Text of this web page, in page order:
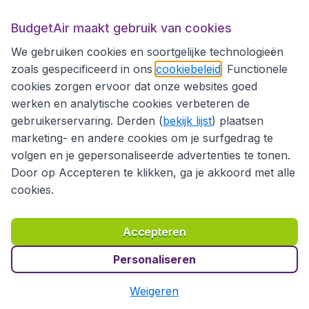
Internationale sites
Privacybeleid
Copyright © 2026
BudgetAir maakt gebruik van cookies
We gebruiken cookies en soortgelijke technologieën
zoals gespecificeerd in ons cookiebeleid . Functionele
cookies zorgen ervoor dat onze websites goed
werken en analytische cookies verbeteren de
gebruikerservaring. Derden (bekijk lijst) plaatsen
marketing- en andere cookies om je surfgedrag te
volgen en je gepersonaliseerde advertenties te tonen.
Door op Accepteren te klikken, ga je akkoord met alle
cookies.
Accepteren
Personaliseren
Weigeren